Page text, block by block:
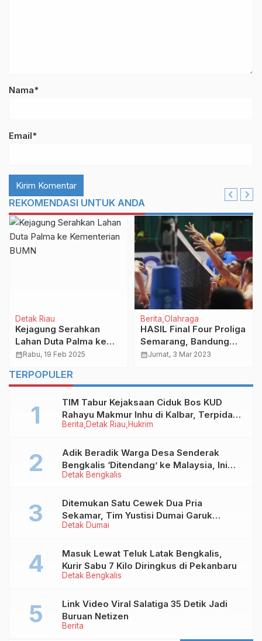
Nama*
Email*
REKOMENDASI UNTUK ANDA
Detak Riau
Kejagung Serahkan
Lahan Duta Palma ke
Kementerian BUMN
calendar_monthRabu, 19 Feb 2025
Berita Olahraga
HASIL Final Four Proliga
Semarang, Bandung
BJB Oke – Jakarta
calendar_monthJumat, 3 Mar 2023
TERPOPULER
Berita Detak Riau Hukrim
TIM Tabur Kejaksaan Ciduk Bos KUD
Rahayu Makmur Inhu di Kalbar, Terpidana
Kredit Fiktif Rp2,8 M
Detak Bengkalis
Adik Beradik Warga Desa Senderak
Bengkalis ‘Ditendang’ ke Malaysia, Ini
Sebabnya!
Detak Dumai
Ditemukan Satu Cewek Dua Pria
Sekamar, Tim Yustisi Dumai Garuk
Puluhan Pasangan Mesum
Detak Bengkalis
Masuk Lewat Teluk Latak Bengkalis,
Kurir Sabu 7 Kilo Diringkus di Pekanbaru
Berita
Link Video Viral Salatiga 35 Detik Jadi
Buruan Netizen